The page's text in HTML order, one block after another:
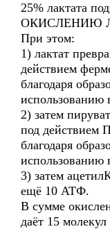
25% лактата
ОКИСЛЕНИЮ
При этом:
1) лактат
действием
благодаря
использованию
2) затем
под действием
благодаря
использованию
3) затем
ещё 10 АТФ.
В сумме
даёт 15